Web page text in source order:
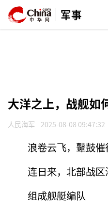
军事
大洋之上，战舰如
人民海军 2025-08-08 09:47:32
浪卷云飞，鼙鼓催
连日来，北部战
组成舰艇编队